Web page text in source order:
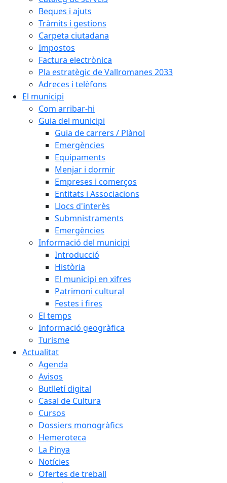
Beques i ajuts
Tràmits i gestions
Carpeta ciutadana
Impostos
Factura electrònica
Pla estratègic de Vallromanes 2033
Adreces i telèfons
El municipi
Com arribar-hi
Guia del municipi
Guia de carrers / Plànol
Emergències
Equipaments
Menjar i dormir
Empreses i comerços
Entitats i Associacions
Llocs d'interès
Submnistraments
Emergències
Informació del municipi
Introducció
Història
El municipi en xifres
Patrimoni cultural
Festes i fires
El temps
Informació geogràfica
Turisme
Actualitat
Agenda
Avisos
Butlletí digital
Casal de Cultura
Cursos
Dossiers monogràfics
Hemeroteca
La Pinya
Notícies
Ofertes de treball